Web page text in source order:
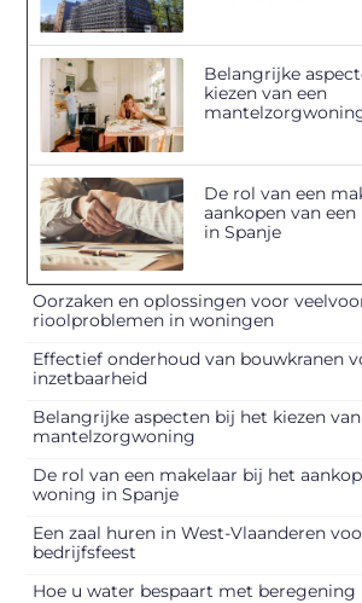
Belangrijke
kiezen van een
De rol van een
aankopen van
in Spanje
Oorzaken en oplossingen voor
rioolproblemen in woningen
Effectief onderhoud van bouwkranen
inzetbaarheid
Belangrijke aspecten bij het kiezen
mantelzorgwoning
De rol van een makelaar bij het
woning in Spanje
Een zaal huren in West-Vlaanderen
bedrijfsfeest
Hoe u water bespaart met